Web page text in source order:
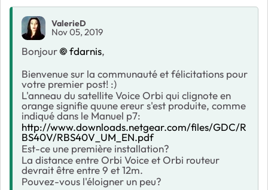
ValerieD
Nov 05, 2019
Bonjour fdarnis,
Bienvenue sur la communauté et félicitations pour
votre premier post! :)
L'anneau du satellite Voice Orbi qui clignote en
orange signifie quune ereur s'est produite, comme
indiqué dans le Manuel p7:
http://www.downloads.netgear.com/files/GDC/R
BS40V/RBS40V_UM_EN.pdf
Est-ce une première installation?
La distance entre Orbi Voice et Orbi routeur
devrait être entre 9 et 12m.
Pouvez-vous l'éloigner un peu?